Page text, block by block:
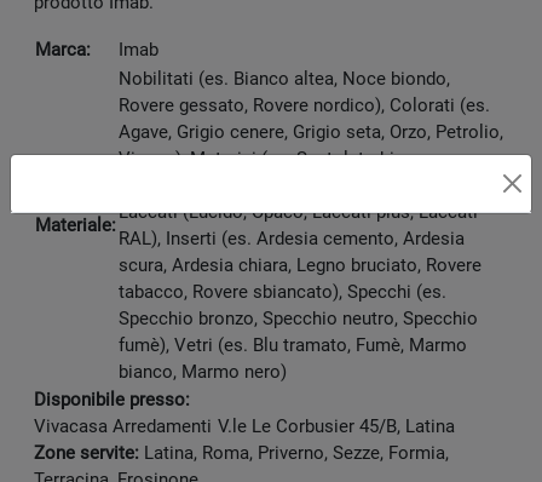
Marca: Imab
Materiale:
Nobilitati (es. Bianco altea, Noce biondo,
Rovere gessato, Rovere nordico), Colorati (es.
Agave, Grigio cenere, Grigio seta, Orzo, Petrolio,
Visone), Materici (es. Spatolato bianco,
Laccati (Lucido, Opaco, Laccati plus, Laccati
RAL), Inserti (es. Ardesia cemento, Ardesia
scura, Ardesia chiara, Legno bruciato, Rovere
tabacco, Rovere sbiancato), Specchi (es.
Specchio bronzo, Specchio neutro, Specchio
fumè), Vetri (es. Blu tramato, Fumè, Marmo
bianco, Marmo nero)
Disponibile presso:
Vivacasa Arredamenti V.le Le Corbusier 45/B, Latina
Zone servite: Latina, Roma, Priverno, Sezze, Formia,